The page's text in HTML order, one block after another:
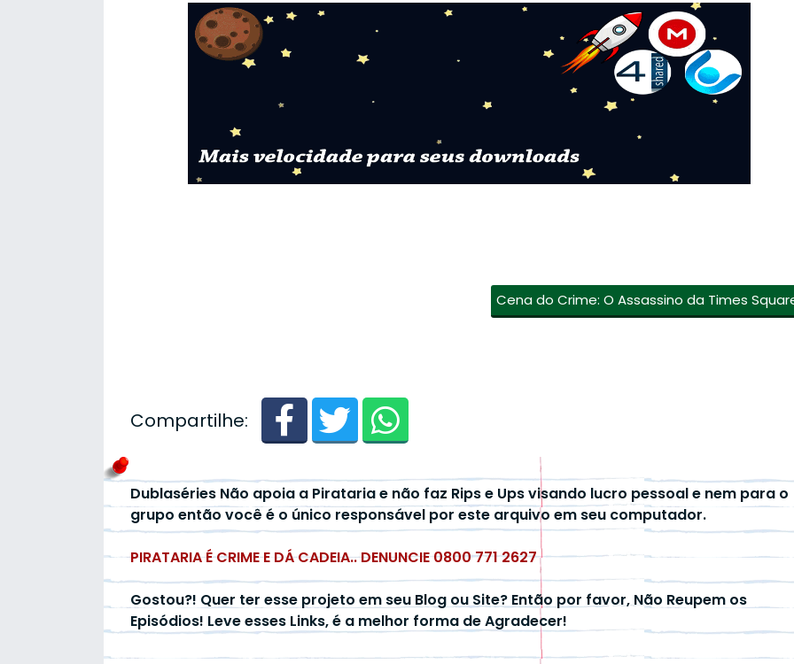
Cena do Crime: O Assassino da Times
Compartilhe:
Dublaséries Não apoia a Pirataria e não faz Rips e Ups visando lucro pessoal e nem para o
grupo então você é o único responsável por este arquivo em seu computador.
PIRATARIA É CRIME E DÁ CADEIA.. DENUNCIE 0800 771 2627
Gostou?! Quer ter esse projeto em seu Blog ou Site? Então por favor, Não Reupem os
Episódios! Leve esses Links, é a melhor forma de Agradecer!